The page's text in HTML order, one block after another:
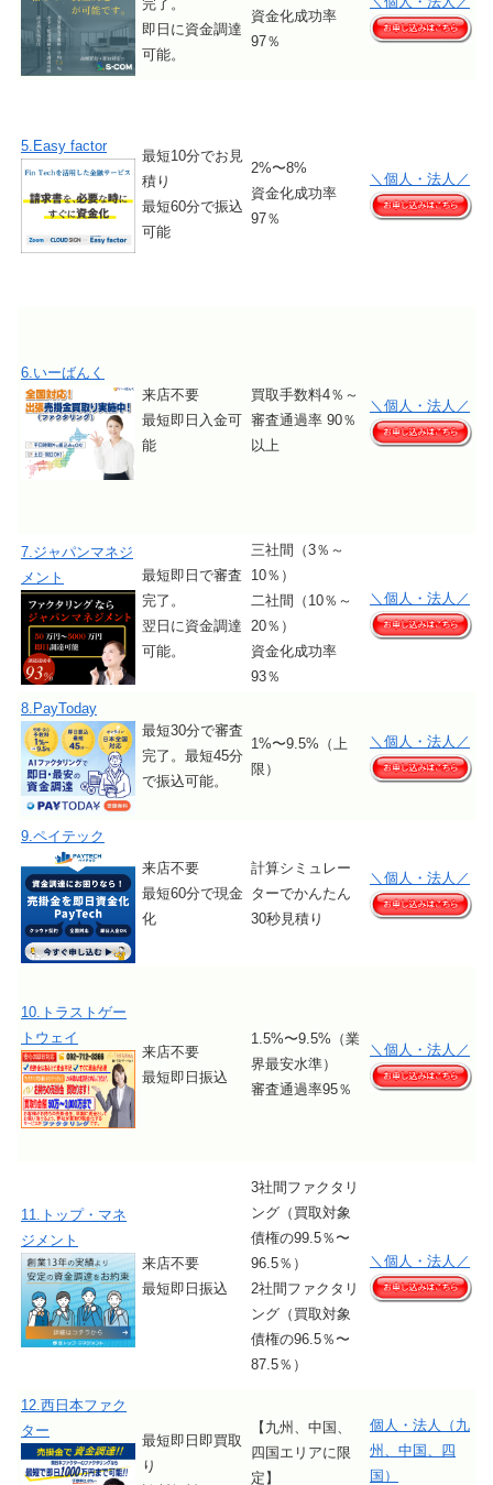
完了。
即日に資金調達
可能。
資金化成功率
97％
5.Easy factor
最短10分でお見
積り
最短60分で振込
可能
2%〜8%
資金化成功率
97％
＼個人・法人／
6.いーばんく
来店不要
最短即日入金可
能
買取手数料4％～
審査通過率 90％
以上
＼個人・法人／
7.ジャパンマネジ
メント
最短即日で審査
完了。
翌日に資金調達
可能。
三社間（3％～
10％）
二社間（10％～
20％）
資金化成功率
93％
＼個人・法人／
8.PayToday
最短30分で審査
完了。最短45分
で振込可能。
1%〜9.5%（上
限）
＼個人・法人／
9.ペイテック
来店不要
最短60分で現金
化
計算シミュレー
ターでかんたん
30秒見積り
＼個人・法人／
10.トラストゲー
トウェイ
来店不要
最短即日振込
1.5%〜9.5%（業
界最安水準）
審査通過率95％
＼個人・法人／
11.トップ・マネ
ジメント
来店不要
最短即日振込
3社間ファクタリ
ング（買取対象
債権の99.5％〜
96.5％）
2社間ファクタリ
ング（買取対象
債権の96.5％〜
87.5％）
＼個人・法人／
12.西日本ファク
ター
最短即日即買取
り
【九州、中国、
四国エリアに限
定】
個人・法人（九
州、中国、四
国）